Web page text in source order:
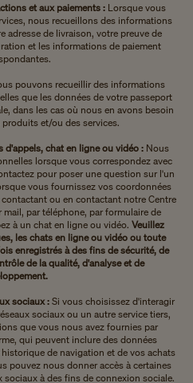
et aux paiements : Lorsque vous
nous recueillons des informations
adresse de livraison, votre preuve de
et les informations de paiement
pouvons recueillir des informations
que les données de votre passeport
dans les cas où nous en avons besoin
et/ou des services.
d'appels, chat en ligne ou vidéo : Nous
lorsque vous correspondez avec
pour poser une question sur l'un
vous fournissez vos coordonnées
ou en contactant notre Centre
par téléphone, par formulaire de
à un chat en ligne ou vidéo.Veuillez
les chats en ligne ou vidéo ou toute
enregistrés à des fins de sécurité, de
de la qualité, d'analyse et de
sociaux : Si vous choisissez d'interagir
sociaux ou un autre service tiers,
que vous nous avez fournies par
qui peuvent inclure des données
de navigation et de vos achats
pouvez nous donner accès à certaines
à des fins de connexion sociale.